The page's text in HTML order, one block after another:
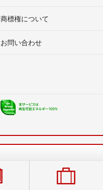
商標権について
お問い合わせ